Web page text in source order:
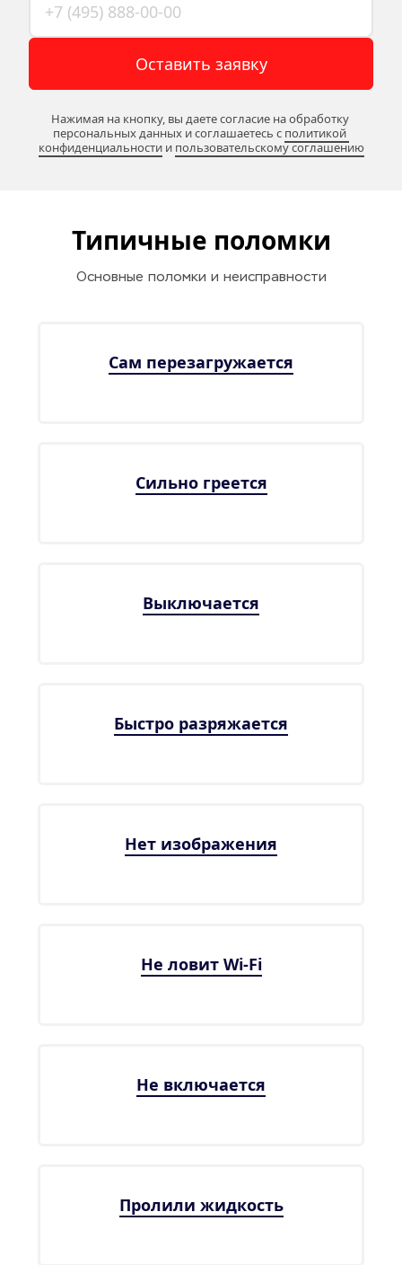
Оставить заявку
Нажимая на кнопку, вы даете согласие на обработку
персональных данных и соглашаетесь c политикой
конфиденциальности и пользовательскому соглашению
Типичные поломки
Основные поломки и неисправности
Сам перезагружается
Сильно греется
Выключается
Быстро разряжается
Нет изображения
Не ловит Wi-Fi
Не включается
Пролили жидкость